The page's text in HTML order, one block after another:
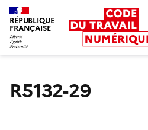
RÉPUBLIQUE
FRANÇAISE
R5132-29